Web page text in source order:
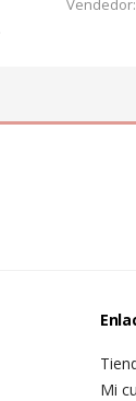
Vendedor:
Mi